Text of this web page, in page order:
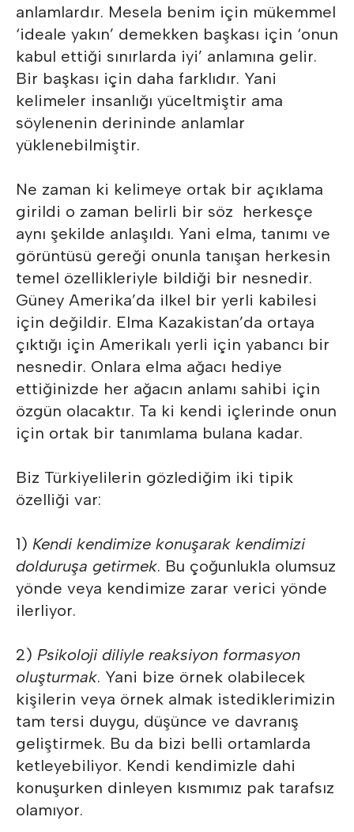
anlamlardır. Mesela benim için mükemmel
‘ideale yakın’ demekken başkası için ‘onun
kabul ettiği sınırlarda iyi’ anlamına gelir.
Bir başkası için daha farklıdır. Yani
kelimeler insanlığı yüceltmiştir ama
söylenenin derininde anlamlar
yüklenebilmiştir.
Ne zaman ki kelimeye ortak bir açıklama
girildi o zaman belirli bir söz herkesçe
aynı şekilde anlaşıldı. Yani elma, tanımı ve
görüntüsü gereği onunla tanışan herkesin
temel özellikleriyle bildiği bir nesnedir.
Güney Amerika’da ilkel bir yerli kabilesi
için değildir. Elma Kazakistan’da ortaya
çıktığı için Amerikalı yerli için yabancı bir
nesnedir. Onlara elma ağacı hediye
ettiğinizde her ağacın anlamı sahibi için
özgün olacaktır. Ta ki kendi içlerinde onun
için ortak bir tanımlama bulana kadar.
Biz Türkiyelilerin gözlediğim iki tipik
özelliği var:
1) Kendi kendimize konuşarak kendimizi
dolduruşa getirmek. Bu çoğunlukla olumsuz
yönde veya kendimize zarar verici yönde
ilerliyor.
2) Psikoloji diliyle reaksiyon formasyon
oluşturmak. Yani bize örnek olabilecek
kişilerin veya örnek almak istediklerimizin
tam tersi duygu, düşünce ve davranış
geliştirmek. Bu da bizi belli ortamlarda
ketleyebiliyor. Kendi kendimizle dahi
konuşurken dinleyen kısmımız pak tarafsız
olamıyor.